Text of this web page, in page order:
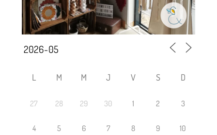
L M M J V S D
27 28 29 30 1 2 3
4 5 6 7 8 9 10